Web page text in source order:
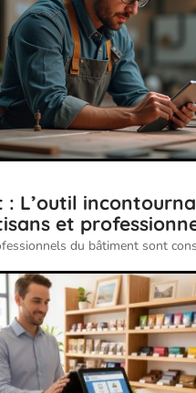
: L’outil
et
du bâtiment sont